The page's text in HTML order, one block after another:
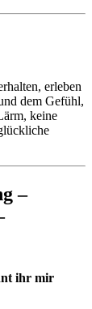
erleben
dem Gefühl,
keine
–
ihr mir